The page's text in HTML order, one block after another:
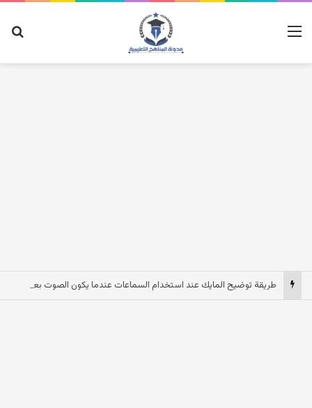
القائمة
طريقة توضيح المايك عند استخدام السماعات عندما يكون الصوت بعيد وقت المكالمات